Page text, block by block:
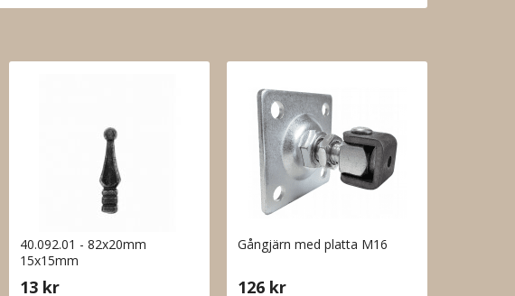
40.092.01 - 82x20mm
15x15mm
13 kr
Gångjärn med platta M16
126 kr